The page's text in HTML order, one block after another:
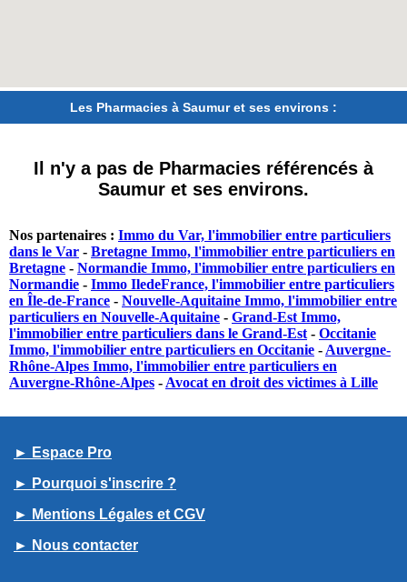
Les Pharmacies à Saumur et ses environs :
Il n'y a pas de Pharmacies référencés à
Saumur et ses environs.
Nos partenaires : Immo du Var, l'immobilier entre particuliers
dans le Var - Bretagne Immo, l'immobilier entre particuliers en
Bretagne - Normandie Immo, l'immobilier entre particuliers en
Normandie - Immo IledeFrance, l'immobilier entre particuliers
en Île-de-France - Nouvelle-Aquitaine Immo, l'immobilier entre
particuliers en Nouvelle-Aquitaine - Grand-Est Immo,
l'immobilier entre particuliers dans le Grand-Est - Occitanie
Immo, l'immobilier entre particuliers en Occitanie - Auvergne-
Rhône-Alpes Immo, l'immobilier entre particuliers en
Auvergne-Rhône-Alpes - Avocat en droit des victimes à Lille
► Espace Pro
► Pourquoi s'inscrire ?
► Mentions Légales et CGV
► Nous contacter